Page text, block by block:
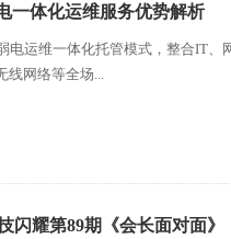
一体化运维服务优势解析
电运维一体化托管模式，整合IT、
线网络等全场...
闪耀第89期《会长面对面》